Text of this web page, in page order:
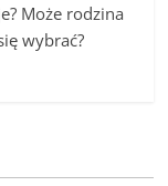
Może rodzina
wybrać?